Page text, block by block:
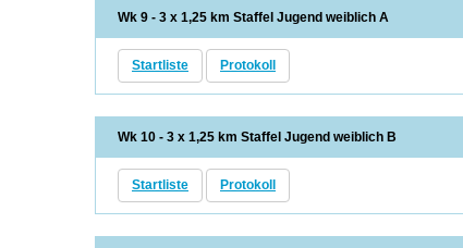
Wk 9 - 3 x 1,25 km Staffel Jugend weiblich A
Startliste Protokoll
Wk 10 - 3 x 1,25 km Staffel Jugend weiblich B
Startliste Protokoll